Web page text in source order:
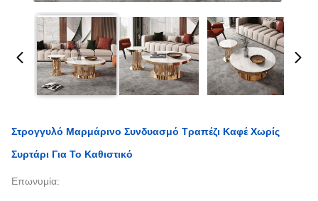
Στρογγυλό Μαρμάρινο Συνδυασμό Τραπέζι Καφέ Χωρίς
Συρτάρι Για Το Καθιστικό
Επωνυμία: